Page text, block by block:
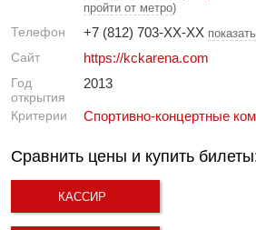
пройти от метро)
Телефон +7 (812) 703-XX-XX показать
Сайт https://kckarena.com
Год
открытия
2013
Критерии Спортивно-концертные
Сравнить цены и купить
КАССИР